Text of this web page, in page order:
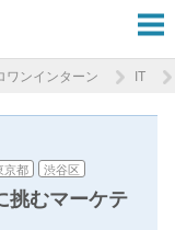
ワンインターン IT
京都 渋谷区
挑むマーケテ